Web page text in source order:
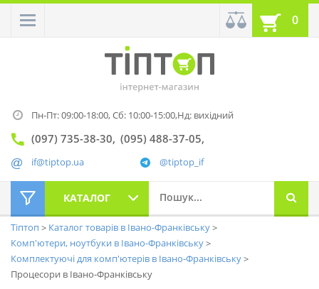
0
Пн-Пт: 09:00-18:00,Сб: 10:00-15:00,Нд: вихідний
(097) 735-38-30 (095) 488-37-05
@tiptop_if
if@tiptop.ua
КАТАЛОГ
Тіптоп
Каталог товарів в Івано-Франківську
Комп'ютери, ноутбуки в Івано-Франківську
Комплектуючі для комп'ютерів в Івано-Франківську
Процесори в Івано-Франківську